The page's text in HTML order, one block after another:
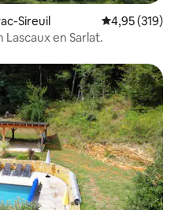
Sireuil Gemiddelde
4,95 (319)
en Sarlat.